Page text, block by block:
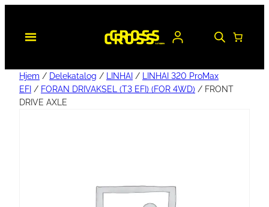
Hjem / Delekatalog / LINHAI /
LINHAI 320 ProMax
EFI / FORAN DRIVAKSEL (T3 EFI) (FOR 4WD) / FRONT
DRIVE AXLE